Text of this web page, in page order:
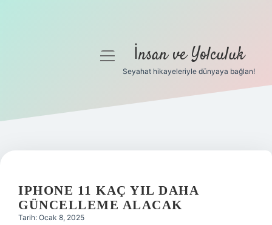
Gizlilik Politikası
Yasal Uyarı
menüyü İnsan ve Yolculuk
Seyahat hikayeleriyle dünyaya bağlan!
IPHONE 11 KAÇ YIL DAHA
GÜNCELLEME ALACAK
Tarih: Ocak 8, 2025